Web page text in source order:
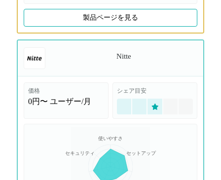
製品ページを見る
Nitte
価格
0円〜 ユーザー/月
シェア目安
使いやすさ
セットアップ
セキュリティ